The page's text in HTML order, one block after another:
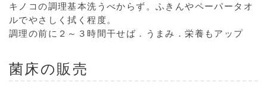
キノコの調理基本洗うべからず。ふきんやペーパータオ
ルでやさしく拭く程度。
調理の前に２～３時間干せば．うまみ．栄養もアップ
菌床の販売